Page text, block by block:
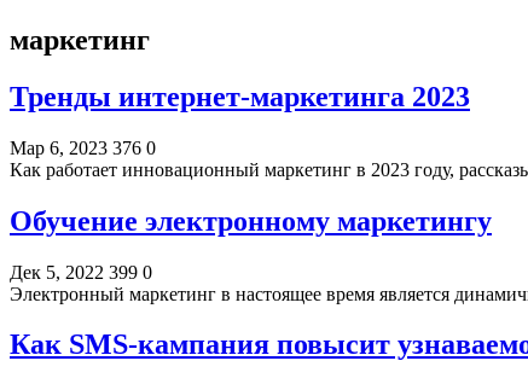
маркетинг
Тренды интернет-маркетинга 2023
Мар 6, 2023 376 0
Как работает инновационный маркетинг в 2023 году,
Обучение электронному маркетингу
Дек 5, 2022 399 0
Электронный маркетинг в настоящее время является
Как SMS-кампания повысит